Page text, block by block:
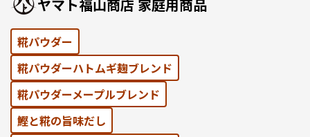
ヤマト福⼭商店 家庭⽤商品
糀パウダー
糀パウダーハトムギ麹ブレンド
糀パウダーメープルブレンド
鰹と糀の旨味だし